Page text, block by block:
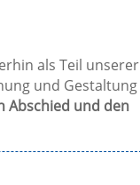
als Teil unserer
und Gestaltung
Abschied und den